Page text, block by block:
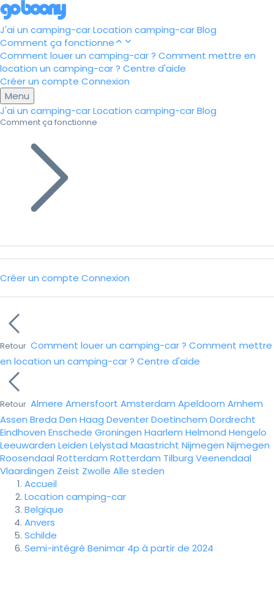
J'ai un camping-carLocation camping-carBlog
Comment ça fonctionne
Comment louer un camping-car ? Comment mettre en
location un camping-car ? Centre d'aide
Créer un compte Connexion
Menu
J'ai un camping-carLocation camping-carBlog
Comment ça fonctionne
Créer un compte Connexion
Retour Comment louer un camping-car ? Comment mettre
en location un camping-car ? Centre d'aide
Retour Almere Amersfoort Amsterdam Apeldoorn Arnhem
Assen Breda Den Haag DeventerDoetinchem Dordrecht
Eindhoven Enschede Groningen Haarlem Helmond Hengelo
Leeuwarden Leiden Lelystad Maastricht Nijmegen Nijmegen
Roosendaal Rotterdam Rotterdam Tilburg Veenendaal
Vlaardingen Zeist Zwolle Alle steden
Accueil
Location camping-car
Belgique
Anvers
Schilde
Semi-intégré Benimar 4p à partir de 2024